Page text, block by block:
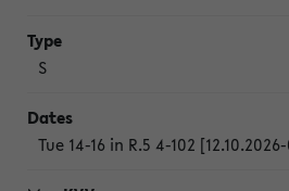
S
Tue 14-16 in R.5 4-102